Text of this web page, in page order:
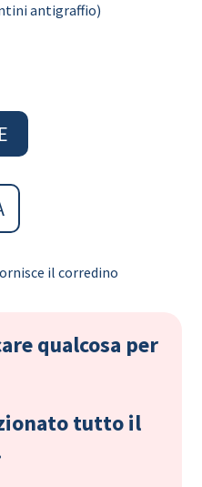
antigraffio)
il corredino
qualcosa per
tutto il